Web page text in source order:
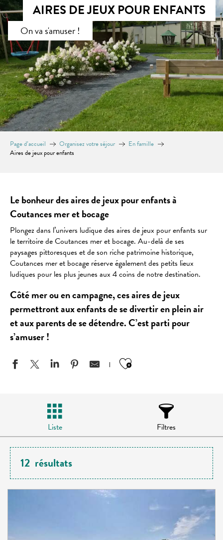
AIRES DE JEUX POUR ENFANTS
On va s'amuser !
Page d’accueil Organisez votre séjour
En famille
Aires de jeux pour enfants
Le bonheur des aires de jeux pour enfants à
Coutances mer et bocage
Plongez dans l’univers ludique des aires de jeux pour enfants sur
le territoire de Coutances mer et bocage. Au-delà de ses
paysages pittoresques et de son riche patrimoine historique,
Coutances mer et bocage réserve également des petits lieux
ludiques pour les plus jeunes aux 4 coins de notre destination.
Côté mer ou en campagne, ces aires de jeux
permettront aux enfants de se divertir en plein air
et aux parents de se détendre. C’est parti pour
s’amuser !
Ajouter aux
Liste Filtres
12 résultats